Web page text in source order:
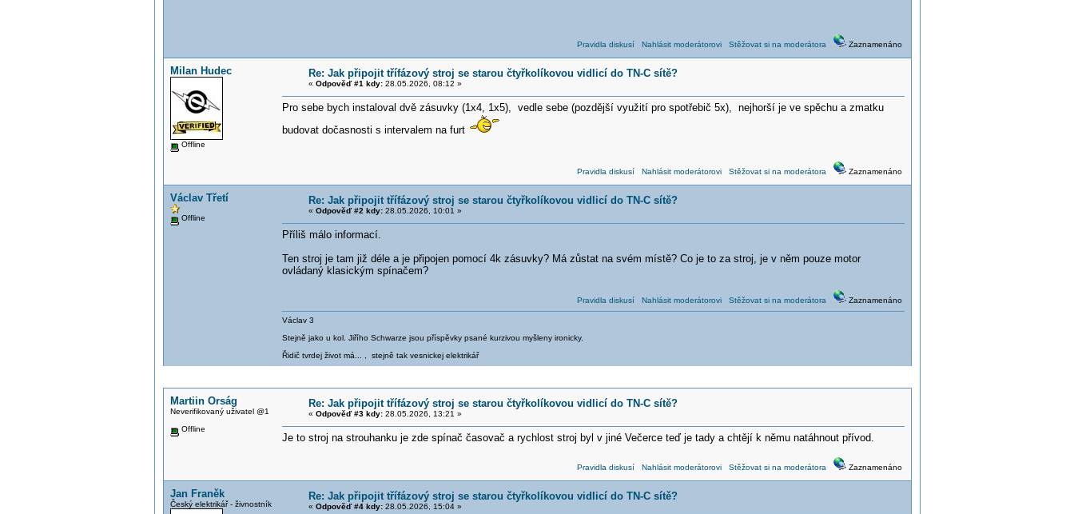
Pravidla diskusí Nahlásit moderátorovi Stěžovat si na moderátora Zaznamenáno
Milan Hudec
Offline
Re: Jak připojit třífázový stroj se starou čtyřkolíkovou vidlicí do TN-C sítě?
« Odpověď #1 kdy:28.05.2026, 08:12 »
Pro sebe bych instaloval dvě zásuvky (1x4, 1x5), vedle sebe (pozdější využití pro spotřebič 5x), nejhorší je ve spěchu a zmatku
budovat dočasnosti s intervalem na furt
Pravidla diskusí Nahlásit moderátorovi Stěžovat si na moderátora Zaznamenáno
Václav Třetí
Offline
Re: Jak připojit třífázový stroj se starou čtyřkolíkovou vidlicí do TN-C sítě?
« Odpověď #2 kdy:28.05.2026, 10:01 »
Příliš málo informací.
Ten stroj je tam již déle a je připojen pomocí 4k zásuvky? Má zůstat na svém místě? Co je to za stroj, je v něm pouze motor
ovládaný klasickým spínačem?
Pravidla diskusí Nahlásit moderátorovi Stěžovat si na moderátora Zaznamenáno
Václav 3
Stejně jako u kol. Jiřího Schwarze jsou příspěvky psané kurzivou myšleny ironicky.
Řidič tvrdej život má... , stejně tak vesnickej elektrikář
Martiin Orság
Neverifikovaný uživatel @1
Offline
Re: Jak připojit třífázový stroj se starou čtyřkolíkovou vidlicí do TN-C sítě?
« Odpověď #3 kdy:28.05.2026, 13:21 »
Je to stroj na strouhanku je zde spínač časovač a rychlost stroj byl v jiné Večerce teď je tady a chtějí k němu natáhnout přívod.
Pravidla diskusí Nahlásit moderátorovi Stěžovat si na moderátora Zaznamenáno
Jan Franěk
Český elektrikář - živnostník
Re: Jak připojit třífázový stroj se starou čtyřkolíkovou vidlicí do TN-C sítě?
« Odpověď #4 kdy:28.05.2026, 15:04 »